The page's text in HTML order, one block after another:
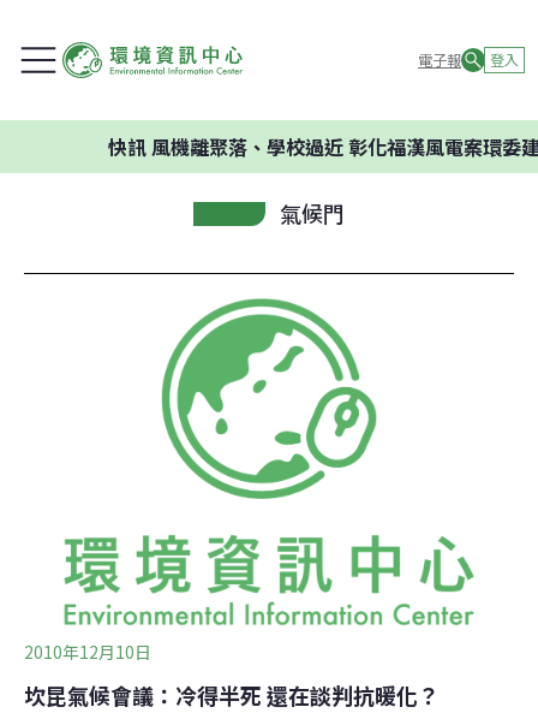
電子報 登入
風機離聚落、學校過近 彰化福漢風電案環委建議不應
氣候門
2010年12月10日
坎昆氣候會議：冷得半死 還在談判抗暖化？